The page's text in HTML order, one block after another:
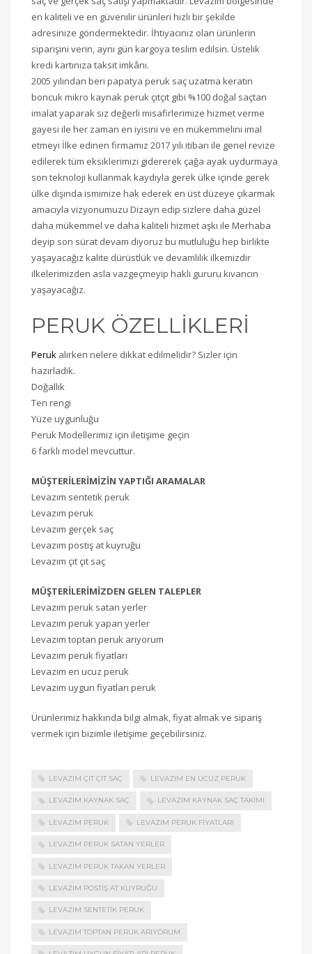
en kaliteli ve en güvenilir ürünleri hızlı bir şekilde
adresinize göndermektedir. İhtiyacınız olan ürünlerin
siparişini verin, aynı gün kargoya teslim edilsin. Üstelik
kredi kartınıza taksit imkânı.
2005 yılından beri papatya peruk saç uzatma keratin
boncuk mikro kaynak peruk çıtçıt gibi %100 doğal saçtan
imalat yaparak siz değerli misafirlerimize hizmet verme
gayesi ile her zaman en iyisini ve en mükemmelini imal
etmeyi İlke edinen firmamız 2017 yılı itibarı ile genel revize
edilerek tüm eksiklerimizi gidererek çağa ayak uydurmaya
son teknoloji kullanmak kaydıyla gerek ülke içinde gerek
ülke dışında ismimize hak ederek en üst düzeye çıkarmak
amacıyla vizyonumuzu Dizayn edip sizlere daha güzel
daha mükemmel ve daha kaliteli hizmet aşkı ile Merhaba
deyip son sürat devam diyoruz bu mutluluğu hep birlikte
yaşayacağız kalite dürüstlük ve devamlılık ilkemizdir
ilkelerimizden asla vazgeçmeyip haklı gururu kıvancın
yaşayacağız.
PERUK ÖZELLİKLERİ
Peruk alırken nelere dikkat edilmelidir? Sizler için
hazırladık.
Doğallık
Ten rengi
Yüze uygunluğu
Peruk Modellerimiz için iletişime geçin
6 farklı model mevcuttur.
MÜŞTERİLERİMİZİN YAPTIĞI ARAMALAR
Levazım sentetik peruk
Levazım peruk
Levazım gerçek saç
Levazım postiş at kuyruğu
Levazım çıt çıt saç
MÜŞTERİLERİMİZDEN GELEN TALEPLER
Levazım peruk satan yerler
Levazım peruk yapan yerler
Levazım toptan peruk arıyorum
Levazım peruk fiyatları
Levazım en ucuz peruk
Levazım uygun fiyatları peruk
Ürünlerimiz hakkında bilgi almak, fiyat almak ve sipariş
vermek için bizimle iletişime geçebilirsiniz.
LEVAZIM ÇIT ÇIT SAÇ LEVAZIM EN UCUZ PERUK
LEVAZIM KAYNAK SAÇ LEVAZIM KAYNAK SAÇ TAKIMI
LEVAZIM PERUK LEVAZIM PERUK FIYATLARI
LEVAZIM PERUK SATAN YERLER
LEVAZIM PERUK TAKAN YERLER
LEVAZIM POSTIŞ AT KUYRUĞU
LEVAZIM SENTETIK PERUK
LEVAZIM TOPTAN PERUK ARIYORUM